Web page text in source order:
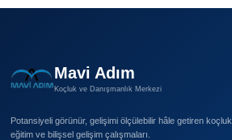
Mavi Adım
Koçluk ve Danışmanlık Merkezi
Potansiyeli görünür, gelişimi ölçülebilir hâle getiren koçluk,
eğitim ve bilişsel gelişim çalışmaları.